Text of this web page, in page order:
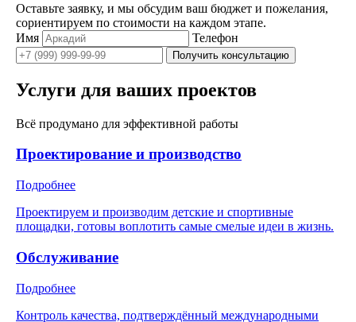
Оставьте заявку, и мы обсудим ваш бюджет и пожелания,
сориентируем по стоимости на каждом этапе.
Имя
Телефон
Получить консультацию
Услуги для ваших проектов
Всё продумано для эффективной работы
Проектирование и производство
Подробнее
Проектируем и производим детские и спортивные
площадки, готовы воплотить самые смелые идеи в жизнь.
Обслуживание
Подробнее
Контроль качества, подтверждённый международными